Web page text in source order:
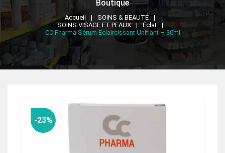
Boutique
Accueil
SOINS & BEAUTÉ
SOINS VISAGE ET PEAUX
Éclat
CC Pharma Sérum Eclaircissant Unifiant – 30ml
-23%